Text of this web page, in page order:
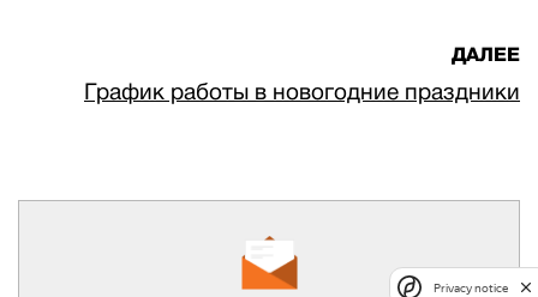
ДАЛЕЕ
График работы в новогодние праздники
Privacy notice